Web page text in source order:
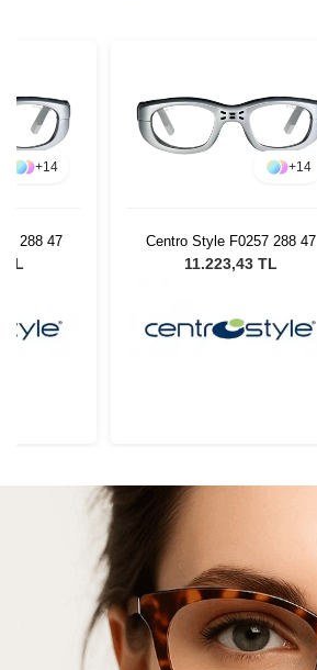
+14
288 47
TL
+14
Centro Style F0257 288 47
11.223,43 TL